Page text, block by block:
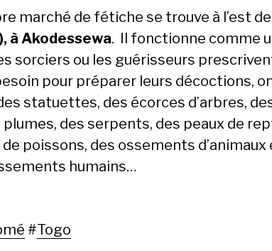
marché de fétiche se trouve à l’est de
à Akodessewa. Il fonctionne comme
sorciers ou les guérisseurs
pour préparer leurs décoctions,
statuettes, des écorces d’arbres,
plumes, des serpents, des peaux de
de poissons, des ossements d’animaux
humains…
#Togo